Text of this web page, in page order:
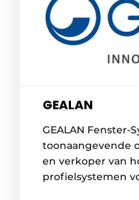
GEALAN
GEALAN Fenster-
toonaangevende
en verkoper van
profielsystemen